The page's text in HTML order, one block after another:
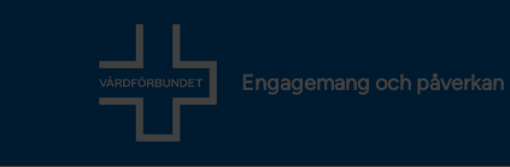
Engagemang och påverkan